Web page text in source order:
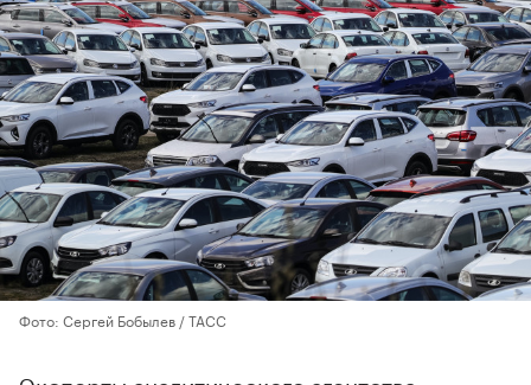
Фото: Сергей Бобылев / ТАСС